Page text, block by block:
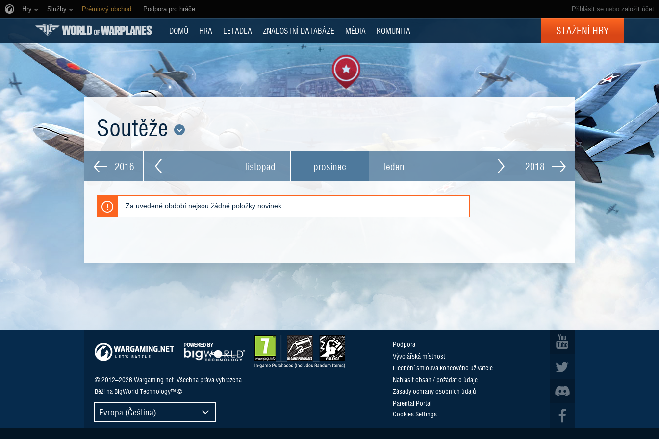
Přihlásit se nebo založit účet
Hry Služby Prémiový obchod Podpora pro hráče
DOMŮ HRA LETADLA ZNALOSTNÍ DATABÁZE MÉDIA KOMUNITA STAŽENÍ HRY
Soutěže
2016 listopad prosinec leden 2018
Za uvedené období nejsou žádné položky novinek.
© 2012–2026 Wargaming.net. Všechna práva vyhrazena.
Běží na BigWorld Technology™ ©
Evropa (Čeština)
Podpora
Vývojářská místnost
Licenční smlouva koncového uživatele
Nahlásit obsah / požádat o údaje
Zásady ochrany osobních údajů
Parental Portal
Cookies Settings